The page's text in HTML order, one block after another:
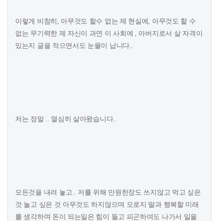
이렇게 비참히, 아무것도 할수 없는 제 현실에, 아무것도 할 수
없는 무기력한 제 자신이 과연 이 사회에 , 아버지로서 살 자격이
있는지 글을 적으면서도 눈물이 납니다..
저는 정말 .. 열심히 살아왔습니다..
모든것을 내려 놓고.. 저를 위해 만원한장도 쓰지않고 먹고 싶은
것 놀고 싶은 것 아무것도 하지않으며 오로지 딸과 행복할 미래
를 생각하며 돈이 되는일은 힘이 들고 피곤하여도 나가서 일을